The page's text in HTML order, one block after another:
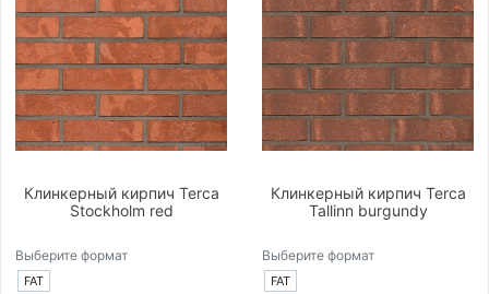
Клинкерный кирпич Terca
Stockholm red
Выберите формат
FAT
Клинкерный кирпич Terca
Tallinn burgundy
Выберите формат
FAT